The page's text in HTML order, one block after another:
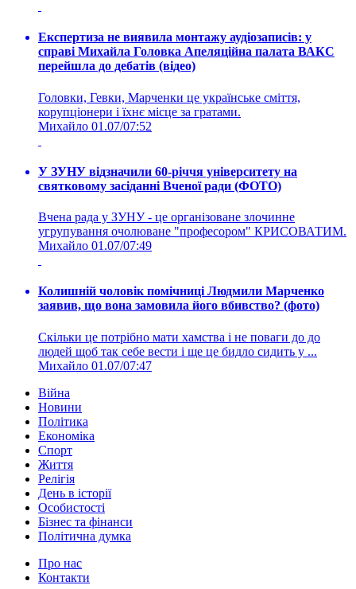
Експертиза не виявила монтажу аудіозаписів: у
справі Михайла Головка Апеляційна палата ВАКС
перейшла до дебатів (відео)
Головки, Гевки, Марченки це українське сміття,
корупціонери і їхнє місце за гратами.
Михайло 01.07/07:52
У ЗУНУ відзначили 60-річчя університету на
святковому засіданні Вченої ради (ФОТО)
Вчена рада у ЗУНУ - це організоване злочинне
угрупування очолюване "професором" КРИСОВАТИМ.
Михайло 01.07/07:49
Колишній чоловік помічниці Людмили Марченко
заявив, що вона замовила його вбивство? (фото)
Скільки це потрібно мати хамства і не поваги до до
людей щоб так себе вести і ще це бидло сидить у ...
Михайло 01.07/07:47
Війна
Новини
Політика
Економіка
Спорт
Життя
Релігія
День в історії
Особистості
Бізнес та фінанси
Політична думка
Про нас
Контакти